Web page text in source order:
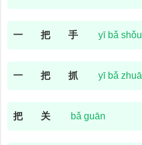
一 把 手 yī bǎ shǒu
一 把 抓 yī bǎ zhuā
把 关 bǎ guān